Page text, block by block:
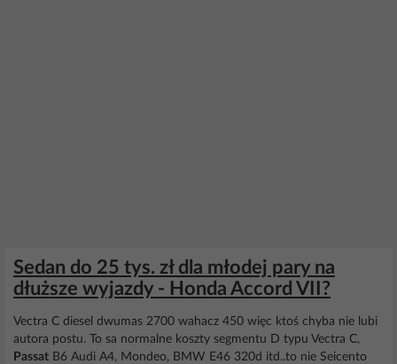
Sedan do 25 tys. zł dla młodej pary na
dłuższe wyjazdy - Honda Accord VII?
Vectra C diesel dwumas 2700 wahacz 450 więc ktoś chyba nie lubi
autora postu. To sa normalne koszty segmentu D typu Vectra C,
Passat B6 Audi A4, Mondeo, BMW E46 320d itd..to nie Seicento